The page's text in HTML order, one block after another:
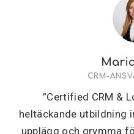
CRM-
”Certified CRM &
heltäckande utbildning
upplägg och grymma